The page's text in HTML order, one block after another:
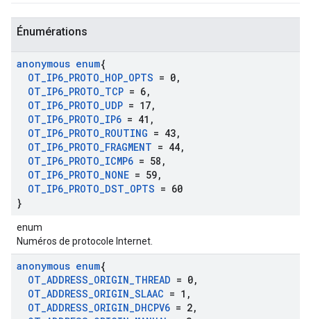
Énumérations
anonymous enum{
OT_IP6_PROTO_HOP_OPTS = 0,
OT_IP6_PROTO_TCP = 6,
OT_IP6_PROTO_UDP = 17,
OT_IP6_PROTO_IP6 = 41 ,
OT_IP6_PROTO_ROUTING = 43,
OT_IP6_PROTO_FRAGMENT = 44,
OT_IP6_PROTO_ICMP6 = 58 ,
OT_IP6_PROTO_NONE = 59,
OT_IP6_PROTO_DST_OPTS = 60
}
enum
Numéros de protocole Internet.
anonymous enum{
OT_ADDRESS_ORIGIN_THREAD = 0,
OT_ADDRESS_ORIGIN_SLAAC = 1 ,
OT_ADDRESS_ORIGIN_DHCPV6 = 2,